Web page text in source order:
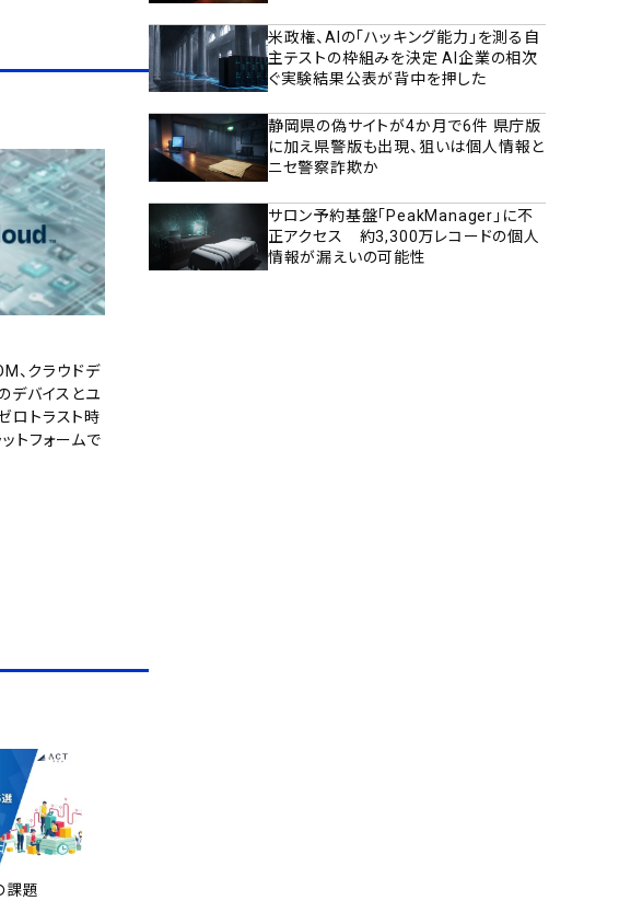
、クラウドデ
デバイスとユ
ロトラスト時
トフォームで
課題
米政権、AIの「ハッキング能力」を測る自
主テストの枠組みを決定 AI企業の相次
ぐ実験結果公表が背中を押した
静岡県の偽サイトが4か月で6件 県庁版
に加え県警版も出現、狙いは個人情報と
ニセ警察詐欺か
サロン予約基盤「PeakManager」に不
正アクセス 約3,300万レコードの個人
情報が漏えいの可能性